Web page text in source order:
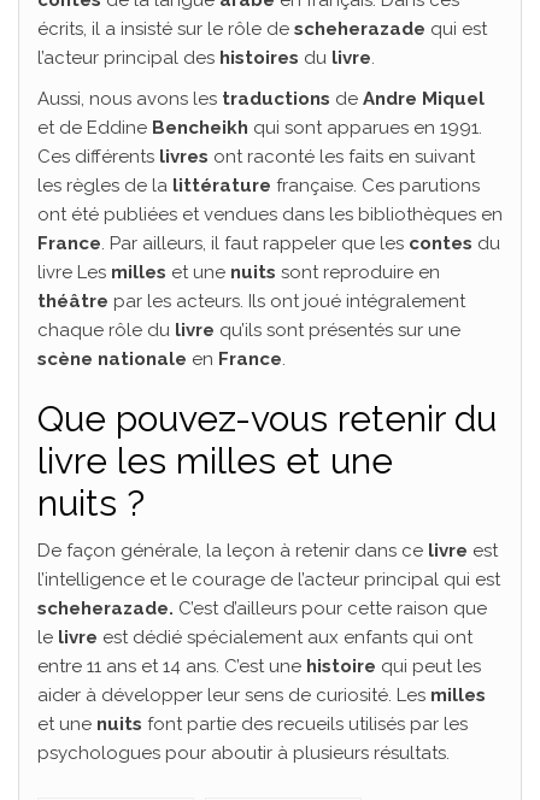
écrits, il a insisté sur le rôle de scheherazade qui est
l’acteur principal des histoires du livre.
Aussi, nous avons les traductions de Andre Miquel
et de Eddine Bencheikh qui sont apparues en 1991.
Ces différents livres ont raconté les faits en suivant
les règles de la littérature française. Ces parutions
ont été publiées et vendues dans les bibliothèques en
France. Par ailleurs, il faut rappeler que les contes du
livre Les milles et une nuits sont reproduire en
théâtre par les acteurs. Ils ont joué intégralement
chaque rôle du livre qu’ils sont présentés sur une
scène nationale en France.
Que pouvez-vous retenir du
livre les milles et une
nuits ?
De façon générale, la leçon à retenir dans ce livre est
l’intelligence et le courage de l’acteur principal qui est
scheherazade. C’est d’ailleurs pour cette raison que
le livre est dédié spécialement aux enfants qui ont
entre 11 ans et 14 ans. C’est une histoire qui peut les
aider à développer leur sens de curiosité. Les milles
et une nuits font partie des recueils utilisés par les
psychologues pour aboutir à plusieurs résultats.